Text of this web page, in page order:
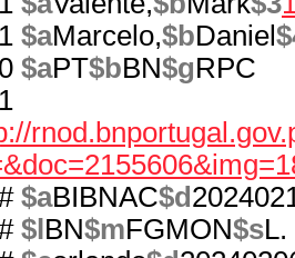
$aMarcelo,$bDaniel
$aPT$bBN$gRPC
$aBIBNAC$d
$l BN$mFGMON$sL.